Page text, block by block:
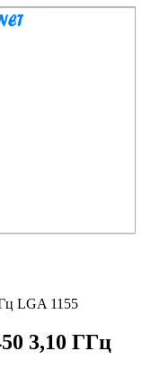
LGA 1155
3,10 ГГц